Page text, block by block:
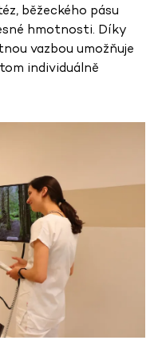
běžeckého pásu
hmotnosti. Díky
vazbou umožňuje
individuálně